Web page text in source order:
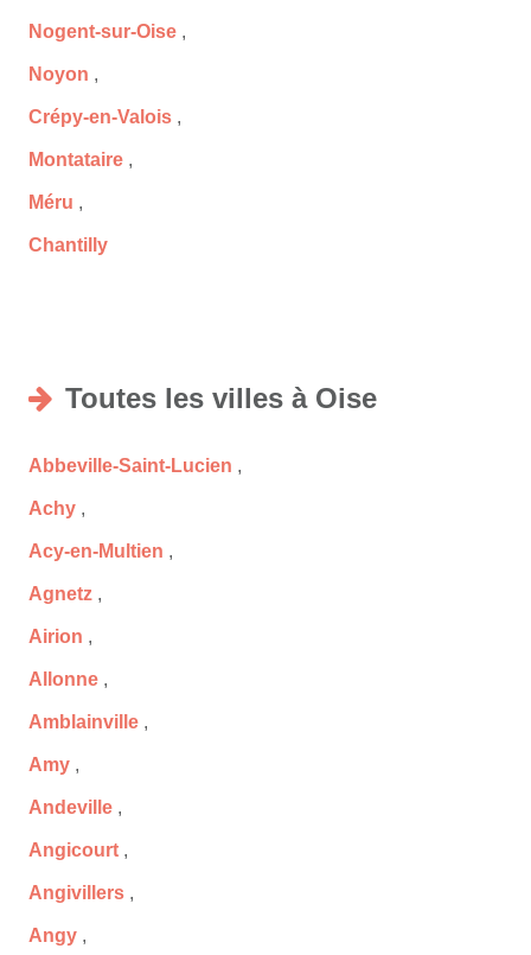
Nogent-sur-Oise ,
Noyon ,
Crépy-en-Valois ,
Montataire ,
Méru ,
Chantilly
Toutes les villes à Oise
Abbeville-Saint-Lucien ,
Achy ,
Acy-en-Multien ,
Agnetz ,
Airion ,
Allonne ,
Amblainville ,
Amy ,
Andeville ,
Angicourt ,
Angivillers ,
Angy ,